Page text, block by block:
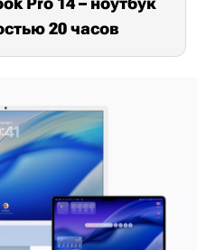
20 часов